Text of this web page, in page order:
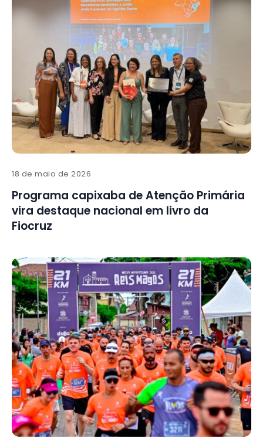
18 de maio de 2026
Programa capixaba de Atenção Primária
vira destaque nacional em livro da
Fiocruz